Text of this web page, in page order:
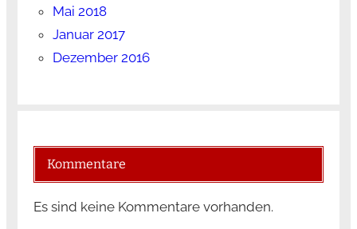
Mai 2018
Januar 2017
Dezember 2016
Kommentare
Es sind keine Kommentare vorhanden.